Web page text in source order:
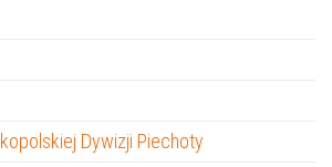
Dywizji Piechoty